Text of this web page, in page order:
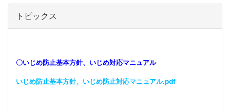
トピックス
〇いじめ防止基本方針、いじめ対応マニュアル
いじめ防止基本方針、いじめ防止対応マニュアル.pdf